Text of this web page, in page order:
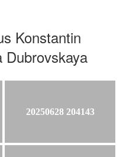
Konstantin
Dubrovskaya
20250628 204143